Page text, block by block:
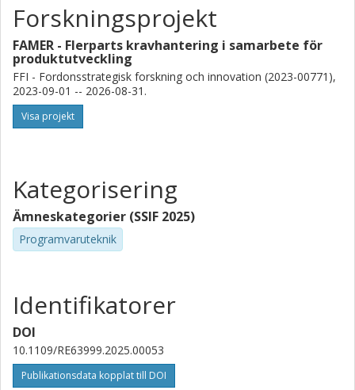
Forskningsprojekt
FAMER - Flerparts kravhantering i samarbete för
produktutveckling
FFI - Fordonsstrategisk forskning och innovation (2023-00771),
2023-09-01 -- 2026-08-31.
Visa projekt
Kategorisering
Ämneskategorier (SSIF 2025)
Programvaruteknik
Identifikatorer
DOI
10.1109/RE63999.2025.00053
Publikationsdata kopplat till DOI